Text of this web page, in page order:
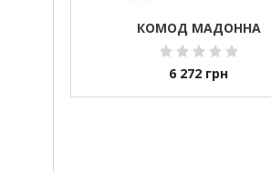
КОМОД МАДОННА
6 272 грн